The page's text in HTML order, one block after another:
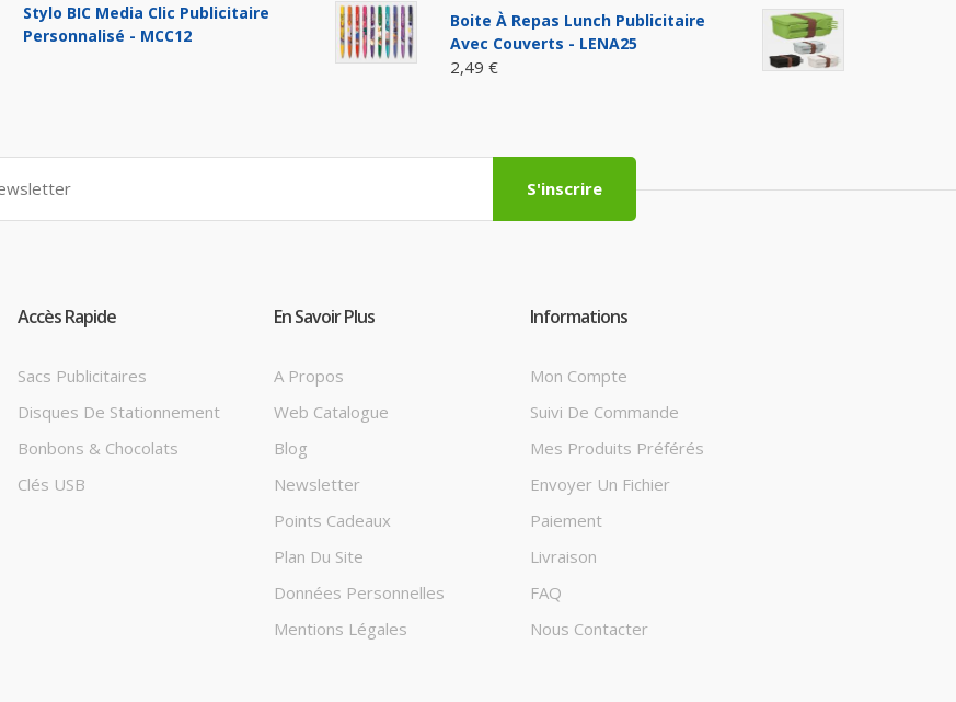
Stylo BIC Media Clic Publicitaire
Personnalisé - MCC12
Boite À Repas Lunch Publicitaire
Avec Couverts - LENA25
2,49 €
S'inscrire
Accès Rapide
Sacs Publicitaires
Disques De Stationnement
Bonbons & Chocolats
Clés USB
En Savoir Plus
A Propos
Web Catalogue
Blog
Newsletter
Points Cadeaux
Plan Du Site
Données Personnelles
Mentions Légales
Informations
Mon Compte
Suivi De Commande
Mes Produits Préférés
Envoyer Un Fichier
Paiement
Livraison
FAQ
Nous Contacter